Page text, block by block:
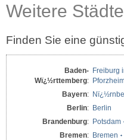
Weitere Städte
Finden Sie eine
Baden-
Wï¿½rttemberg:
Freiburg
Bayern:
Berlin: Berlin
Brandenburg: Potsdam
Bremen: Bremen